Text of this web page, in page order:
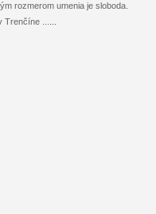
rozmerom umenia je sloboda.
...